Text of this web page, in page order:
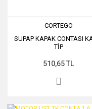
CORTEGO
SUPAP KAPAK CONTASI
TİP
510,65 TL